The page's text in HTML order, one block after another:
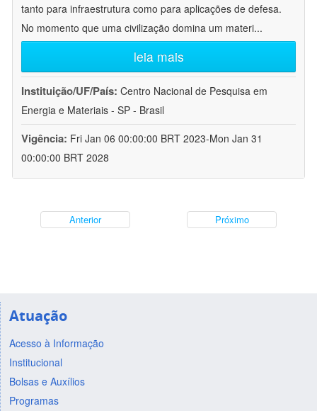
tanto para infraestrutura como para aplicações de defesa.
No momento que uma civilização domina um materi...
leia mais
Instituição/UF/País: Centro Nacional de Pesquisa em
Energia e Materiais - SP - Brasil
Vigência: Fri Jan 06 00:00:00 BRT 2023-Mon Jan 31
00:00:00 BRT 2028
Anterior Próximo
Atuação
Acesso à Informação
Institucional
Bolsas e Auxílios
Programas